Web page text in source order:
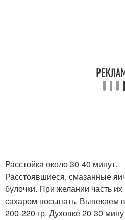
Расстойка около 30-40 минут.
Расстоявшиеся, смазанные
булочки. При желании часть
сахаром посыпать. Выпекаем
200-220 гр. Духовке 20-30